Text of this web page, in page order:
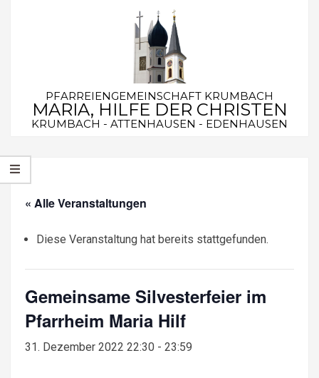
PFARREIENGEMEINSCHAFT KRUMBACH
MARIA, HILFE DER CHRISTEN
KRUMBACH - ATTENHAUSEN - EDENHAUSEN
Secondary
Navigation
« Alle Veranstaltungen
Diese Veranstaltung hat bereits stattgefunden.
Gemeinsame Silvesterfeier im
Pfarrheim Maria Hilf
31. Dezember 2022 22:30 - 23:59